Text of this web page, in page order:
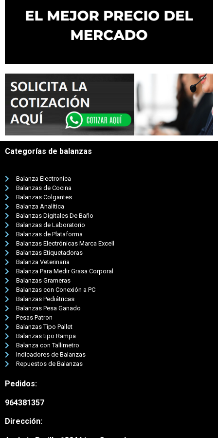
Categorías de balanzas
Balanza Electronica
Balanzas de Cocina
Balanzas Colgantes
Balanza Analítica
Balanzas Digitales De Baño
Balanzas de Laboratorio
Balanzas de Plataforma
Balanzas Electrónicas Marca Excell
Balanzas Etiquetadoras
Balanza Veterinaria
Balanza Para Medir Grasa Corporal
Balanzas Grameras
Balanzas con Conexión a PC
Balanzas Pediátricas
Balanzas Pesa Ganado
Pesas Patron
Balanzas Tipo Pallet
Balanzas tipo Rampa
Balanza con Tallimetro
Indicadores de Balanzas
Repuestos de Balanzas
Pedidos:
964381357
Dirección: